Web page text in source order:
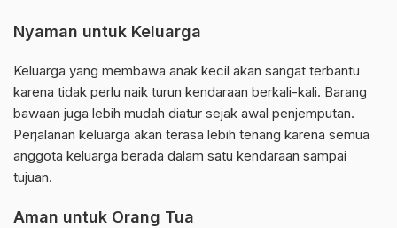
Nyaman untuk Keluarga
Keluarga yang membawa anak kecil akan sangat terbantu
karena tidak perlu naik turun kendaraan berkali-kali. Barang
bawaan juga lebih mudah diatur sejak awal penjemputan.
Perjalanan keluarga akan terasa lebih tenang karena semua
anggota keluarga berada dalam satu kendaraan sampai
tujuan.
Aman untuk Orang Tua